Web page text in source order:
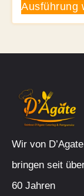
Ausführung
Wir von D’Agate
bringen seit
60 Jahren